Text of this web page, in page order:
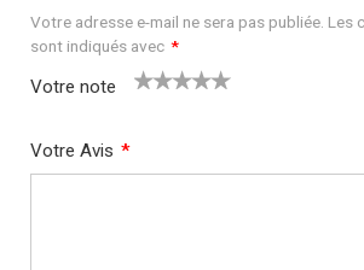
Votre adresse e-mail ne sera pas publiée. Les
sont indiqués avec *
Votre note
Votre Avis *